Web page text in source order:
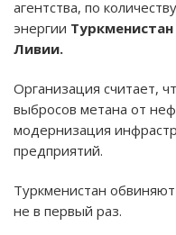
агентства, по
энергии
Ливии.
Организация считает,
выбросов метана от
модернизация
предприятий.
Туркменистан
не в первый раз.